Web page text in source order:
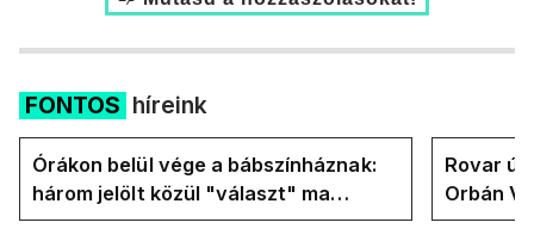
FONTOS híreink
Órákon belül vége a bábszínháznak:
három jelölt közül "választ" ma
államfőt a Tisza-frakció
Rovar
Orbán
felelős a